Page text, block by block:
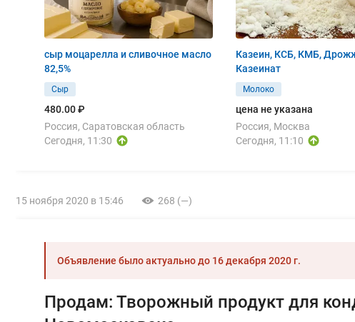
сыр моцарелла и сливочное масло
82,5%
Сыр
480.00 ₽
Россия, Саратовская область
Сегодня, 11:30
Казеин, КСБ, КМБ,
Казеинат
Молоко
цена не указана
Россия, Москва
Сегодня, 11:10
15 ноября 2020 в 15:46 268 (—)
Объявление было актуально до 16 декабря 2020 г.
Продам: Творожный продукт для